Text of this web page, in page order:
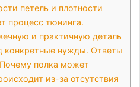
петель и плотности
процесс тюнинга.
и практичную деталь
конкретные нужды. Ответы
полка может
из-за отсутствия